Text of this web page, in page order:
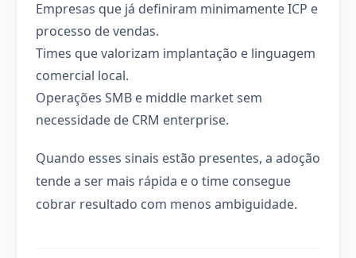
Empresas que já definiram minimamente ICP e
processo de vendas.
Times que valorizam implantação e linguagem
comercial local.
Operações SMB e middle market sem
necessidade de CRM enterprise.
Quando esses sinais estão presentes, a adoção
tende a ser mais rápida e o time consegue
cobrar resultado com menos ambiguidade.